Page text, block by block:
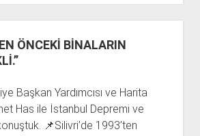
ÖNCEKİ BİNALARIN
Başkan Yardımcısı ve Harita
Has ile İstanbul Depremi ve
📌Silivri’de 1993’ten